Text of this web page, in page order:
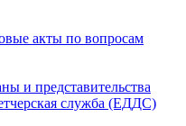
акты по вопросам
и представительства
служба (ЕДДС)